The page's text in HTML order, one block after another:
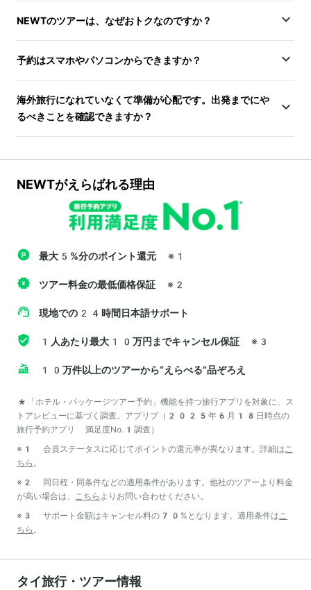
NEWTのツアーは、なぜおトクなのですか？
予約はスマホやパソコンからできますか？
海外旅行になれていなくて準備が心配です。出発までにや
るべきことを確認できますか？
NEWTがえらばれる理由
最大5%分のポイント還元 ※1
ツアー料金の最低価格保証 ※2
現地での24時間日本語サポート
1人あたり最大10万円までキャンセル保証 ※3
10万件以上のツアーから“えらべる”品ぞろえ
*「ホテル・パッケージツアー予約」機能を持つ旅行アプリを対象に、ス
トアレビューに基づく調査。アプリブ（2025年6月18日時点の
旅行予約アプリ 満足度No.1調査）
※1 会員ステータスに応じてポイントの還元率が異なります。詳細はこ
ちら 。
※2 同日程・同条件などの適用条件があります。他社のツアーより料金
が高い場合は、 こちら よりお問い合わせください。
※3 サポート金額はキャンセル料の70%となります。適用条件はこ
ちら 。
タイ旅行・ツアー情報